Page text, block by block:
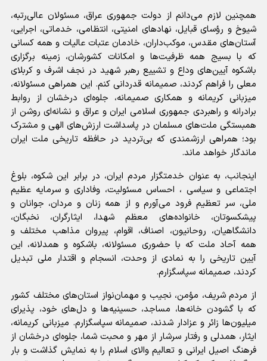
همچنین لازم می‌دانم از دولت جمهوری عراق، مسئولان عالی‌رتبه،
شیوخ و رؤسای قبایل، نهادهای امنیتی، انتظامی، خدماتی، اجرایی،
آستان‌های مقدس، موکب‌داران، خادمان عتبات عالیات و همه کسانی
که با بسیج همه ظرفیت‌ها و امکانات کشورشان، زمینه برگزاری
باشکوه آیین‌های وداع و تشییع رهبر شهید در نجف اشرف و کربلای
معلی را فراهم کردند، صمیمانه قدردانی کنم. این همراهی مسئولانه،
میزبانی کریمانه و همکاری صمیمانه، جلوه‌ای درخشان از روابط
برادرانه و راهبردی جمهوری اسلامی ایران و عراق و نشانه‌ای روشن از
همبستگی ملت‌های مسلمان در پاسداشت ارزش‌های الهی و مشترک
بود؛ همراهی ارزشمندی که بی‌تردید در حافظه تاریخی ملت ایران
ماندگار خواهد ماند.
اینجانب، به عنوان خدمتگزار مردم ایران، در برابر این شکوه، بلوغ
اجتماعی و سیاسی ، احساس مسئولیت، وفاداری و سرمایه عظیم
ملی، سر تعظیم فرود می‌آورم و از همه زنان و مردان، جوانان و
پیشکسوتان، خانواده‌های معظم شهدا، ایثارگران، نخبگان،
دانشگاهیان، روحانیون، اصناف، اقوام، پیروان مذاهب مختلف و
همه آحاد ملت که با حضوری مسئولانه، باشکوه و همدلانه، این
آیین تاریخی را به نمادی از وحدت، انسجام و اقتدار ملی تبدیل
کردند، صمیمانه سپاسگزارم.
از مردم شریف، مؤمن، نجیب و مهمان‌نواز استان‌های مختلف کشور
که با گشودن خانه‌ها، مساجد، حسینیه‌ها و دل‌های خود، پذیرای
میلیون‌ها زائر و عزادار شدند، صمیمانه سپاسگزارم. میزبانی کریمانه،
ایثار، همدلی و رفتار سرشار از مهر و محبت شما، جلوه‌ای درخشان از
فرهنگ اصیل ایرانی و تعالیم والای اسلام را به نمایش گذاشت و بار